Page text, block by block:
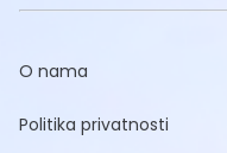
O nama
Politika privatnosti